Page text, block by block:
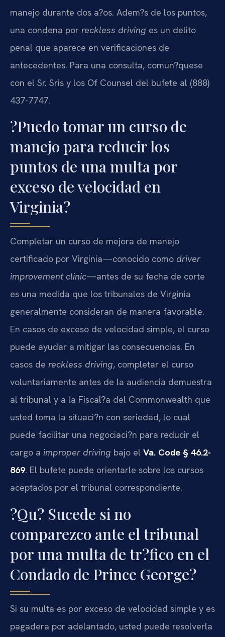
manejo durante dos a?os. Adem?s de los puntos,
una condena por reckless driving es un delito
penal que aparece en verificaciones de
antecedentes. Para una consulta, comun?quese
con el Sr. Sris y los Of Counsel del bufete al (888)
437-7747.
?Puedo tomar un curso de
manejo para reducir los
puntos de una multa por
exceso de velocidad en
Virginia?
Completar un curso de mejora de manejo
certificado por Virginia—conocido como driver
improvement clinic—antes de su fecha de corte
es una medida que los tribunales de Virginia
generalmente consideran de manera favorable.
En casos de exceso de velocidad simple, el curso
puede ayudar a mitigar las consecuencias. En
casos de reckless driving, completar el curso
voluntariamente antes de la audiencia demuestra
al tribunal y a la Fiscal?a del Commonwealth que
usted toma la situaci?n con seriedad, lo cual
puede facilitar una negociaci?n para reducir el
cargo a improper driving bajo el Va. Code § 46.2-
869. El bufete puede orientarle sobre los cursos
aceptados por el tribunal correspondiente.
?Qu? Sucede si no
comparezco ante el tribunal
por una multa de tr?fico en el
Condado de Prince George?
Si su multa es por exceso de velocidad simple y es
pagadera por adelantado, usted puede resolverla